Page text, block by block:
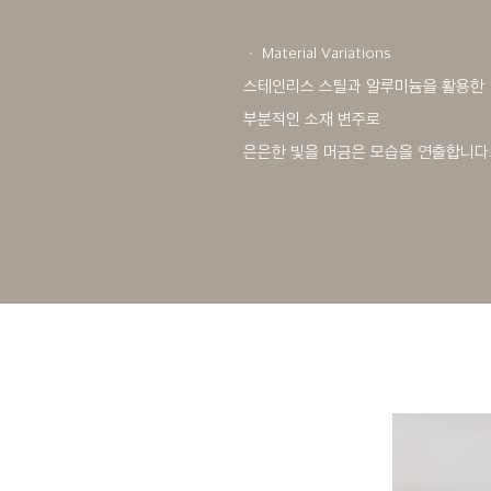
ㆍ Material Variations
스테인리스 스틸과 알루미늄을 활용한
부분적인 소재 변주로
은은한 빛을 머금은 모습을 연출합니다.